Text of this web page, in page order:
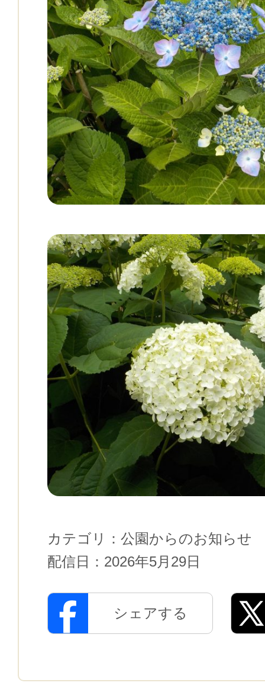
カテゴリ： 公園からのお知らせ
配信日： 2026年5月29日
シェアする